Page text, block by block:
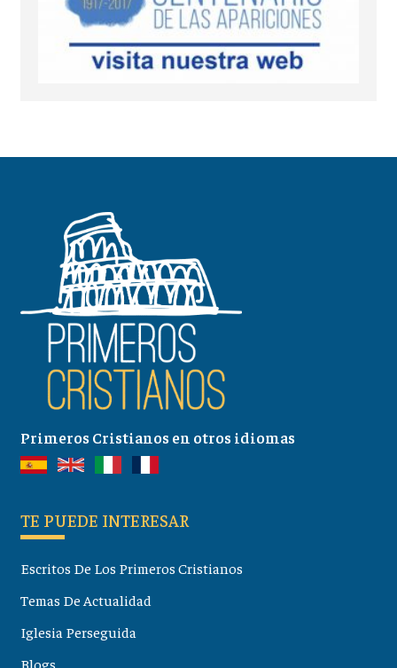
Primeros Cristianos en otros idiomas
TE PUEDE INTERESAR
Escritos De Los Primeros Cristianos
Temas De Actualidad
Iglesia Perseguida
Blogs